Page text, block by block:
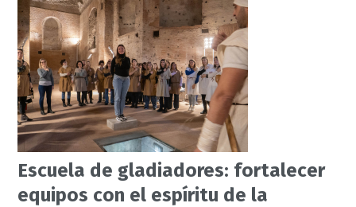
Escuela de gladiadores: fortalecer
equipos con el espíritu de la